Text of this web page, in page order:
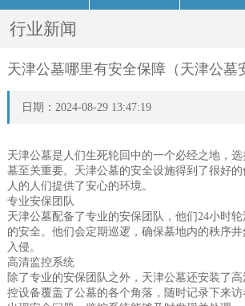
行业新闻
天津公墓哪里有安全保障（天津公墓
日期：2024-08-29 13:47:19
天津公墓是人们生死轮回中的一个必经之地，
墓至关重要。天津公墓的安全设施得到了很好
人的人们提供了安心的环境。
专业安保团队
天津公墓配备了专业的安保团队，他们24小时
的安全。他们会定期巡逻，确保墓地内的秩序
入侵。
高清监控系统
除了专业的安保团队之外，天津公墓还安装了
控设备覆盖了公墓的各个角落，随时记录下来